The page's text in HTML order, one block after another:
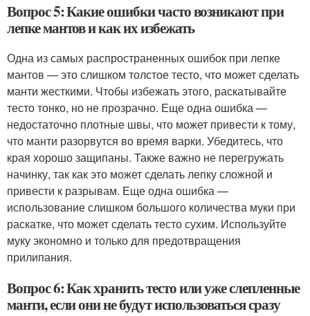
Вопрос 5: Какие ошибки часто возникают при
лепке мантов и как их избежать
Одна из самых распространенных ошибок при лепке
мантов — это слишком толстое тесто, что может сделать
манти жесткими. Чтобы избежать этого, раскатывайте
тесто тонко, но не прозрачно. Еще одна ошибка —
недостаточно плотные швы, что может привести к тому,
что манти разорвутся во время варки. Убедитесь, что
края хорошо защипаны. Также важно не перегружать
начинку, так как это может сделать лепку сложной и
привести к разрывам. Еще одна ошибка —
использование слишком большого количества муки при
раскатке, что может сделать тесто сухим. Используйте
муку экономно и только для предотвращения
прилипания.
Вопрос 6: Как хранить тесто или уже слепленные
манти, если они не будут использоваться сразу